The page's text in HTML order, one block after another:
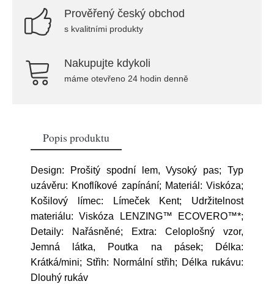
Prověřený český obchod
s kvalitními produkty
Nakupujte kdykoli
máme otevřeno 24 hodin denně
Popis produktu
Design: Prošitý spodní lem, Vysoký pas; Typ
uzávěru: Knoflíkové zapínání; Materiál: Viskóza;
Košilový límec: Límeček Kent; Udržitelnost
materiálu: Viskóza LENZING™ ECOVERO™*;
Detaily: Nařásněné; Extra: Celoplošný vzor,
Jemná látka, Poutka na pásek; Délka:
Krátká/mini; Střih: Normální střih; Délka rukávu:
Dlouhý rukáv